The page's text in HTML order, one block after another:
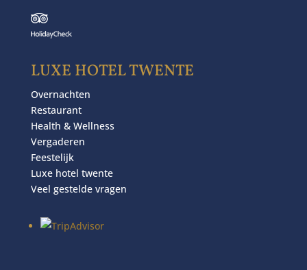
LUXE HOTEL TWENTE
Overnachten
Restaurant
Health & Wellness
Vergaderen
Feestelijk
Luxe hotel twente
Veel gestelde vragen